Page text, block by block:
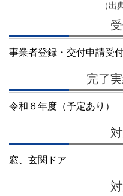
（出
事業者登録・交付申請受
完了
令和６年度（予定あり）
窓、玄関ドア